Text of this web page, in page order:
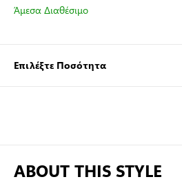
Άμεσα Διαθέσιμο
Επιλέξτε Ποσότητα
ABOUT THIS STYLE